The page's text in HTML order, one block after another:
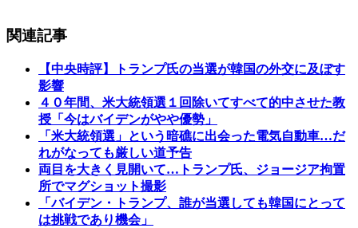
関連記事
【中央時評】トランプ氏の当選が韓国の外交に及ぼす
影響
４０年間、米大統領選１回除いてすべて的中させた教
授「今はバイデンがやや優勢」
「米大統領選」という暗礁に出会った電気自動車…だ
れがなっても厳しい道予告
両目を大きく見開いて…トランプ氏、ジョージア拘置
所でマグショット撮影
「バイデン・トランプ、誰が当選しても韓国にとって
は挑戦であり機会」